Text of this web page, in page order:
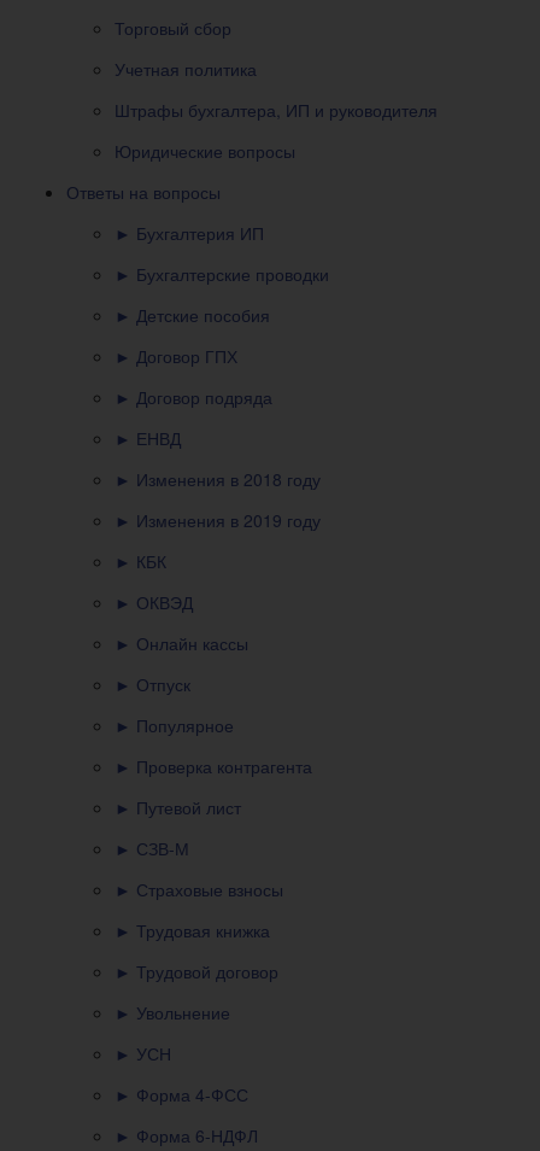
Торговый сбор
Учетная политика
Штрафы бухгалтера, ИП и руководителя
Юридические вопросы
Ответы на вопросы
► Бухгалтерия ИП
► Бухгалтерские проводки
► Детские пособия
► Договор ГПХ
► Договор подряда
► ЕНВД
► Изменения в 2018 году
► Изменения в 2019 году
► КБК
► ОКВЭД
► Онлайн кассы
► Отпуск
► Популярное
► Проверка контрагента
► Путевой лист
► СЗВ-М
► Страховые взносы
► Трудовая книжка
► Трудовой договор
► Увольнение
► УСН
► Форма 4-ФСС
► Форма 6-НДФЛ